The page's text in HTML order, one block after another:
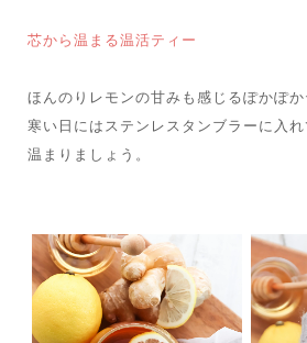
芯から温まる温活ティー
ほんのりレモンの甘みも感じるぽかぽか
寒い日にはステンレスタンブラーに入
温まりましょう。